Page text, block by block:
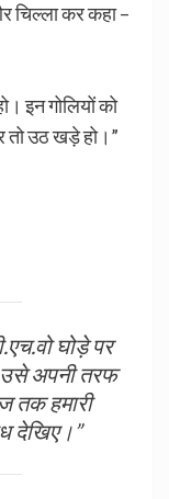
चिल्ला कर कहा –
इन गोलियों को
तो उठ खड़े हो।”
घोड़े पर
उसे अपनी तरफ
तक हमारी
देखिए।”